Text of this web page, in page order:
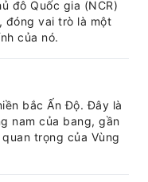
đô Quốc gia (NCR)
đóng vai trò là một
của nó.
bắc Ấn Độ. Đây là
nam của bang, gần
trọng của Vùng